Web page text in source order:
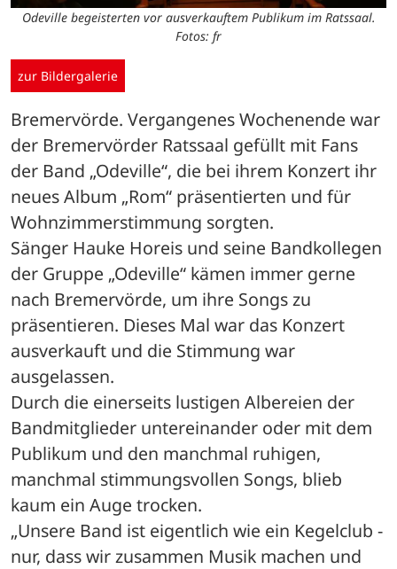
Odeville begeisterten vor ausverkauftem Publikum im Ratssaal.
Fotos: fr
zur Bildergalerie
Bremervörde. Vergangenes Wochenende war
der Bremervörder Ratssaal gefüllt mit Fans
der Band „Odeville“, die bei ihrem Konzert ihr
neues Album „Rom“ präsentierten und für
Wohnzimmerstimmung sorgten.
Sänger Hauke Horeis und seine Bandkollegen
der Gruppe „Odeville“ kämen immer gerne
nach Bremervörde, um ihre Songs zu
präsentieren. Dieses Mal war das Konzert
ausverkauft und die Stimmung war
ausgelassen.
Durch die einerseits lustigen Albereien der
Bandmitglieder untereinander oder mit dem
Publikum und den manchmal ruhigen,
manchmal stimmungsvollen Songs, blieb
kaum ein Auge trocken.
„Unsere Band ist eigentlich wie ein Kegelclub -
nur, dass wir zusammen Musik machen und